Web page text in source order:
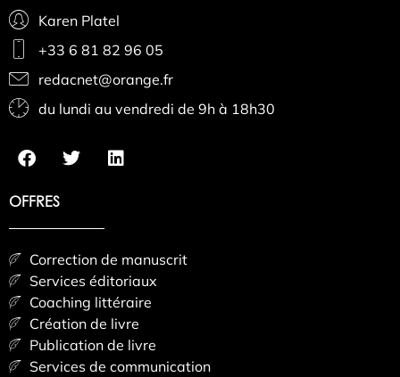
Karen Platel
+33 6 81 82 96 05
redacnet@orange.fr
du lundi au vendredi de 9h à 18h30
OFFRES
Correction de manuscrit
Services éditoriaux
Coaching littéraire
Création de livre
Publication de livre
Services de communication